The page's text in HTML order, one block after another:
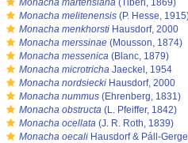
Monacha martensiana (Tiberi, 1869)
Monacha melitenensis (P. Hesse,
Monacha menkhorsti Hausdorf, 2000
Monacha merssinae (Mousson, 1874)
Monacha messenica (Blanc, 1879)
Monacha microtricha Jaeckel, 1954
Monacha nordsiecki Hausdorf, 2000
Monacha nummus (Ehrenberg, 1831)
Monacha obstructa (L. Pfeiffer, 1842)
Monacha ocellata (J. R. Roth, 1839)
Monacha oecali Hausdorf & Páll-